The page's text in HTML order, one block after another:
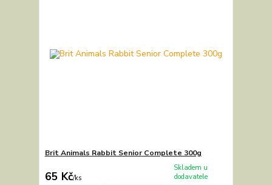
Brit Animals Rabbit Senior Complete 300g
65 Kč/ks
Skladem u
dodavatele